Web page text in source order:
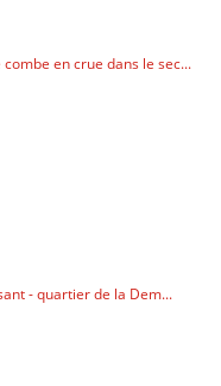
en crue dans le sec...
- quartier de la Dem...